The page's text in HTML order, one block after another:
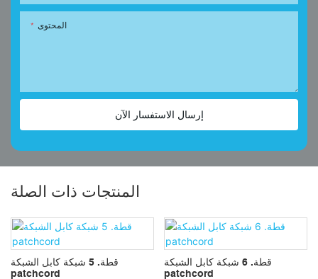
المحتوى
إرسال الاستفسار الآن
المنتجات ذات الصلة
قطة. 5 شبكة كابل الشبكة
patchcord
قطة. 6 شبكة كابل الشبكة
patchcord